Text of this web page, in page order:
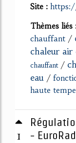
Site :
Thèmes liés
chauffant /
chaleur air
chauffant/
eau /
haute
1
-